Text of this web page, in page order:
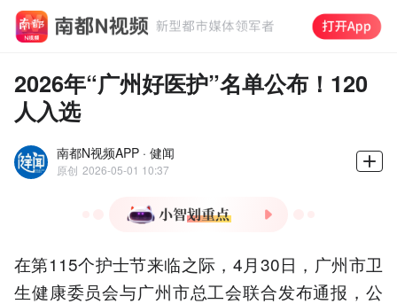
2026年“广州好医护”名单公布！120
人入选
南都N视频APP · 健闻
原创 2026-05-01 10:37
年“广州好医护”名单，方丽
璇等120名护士入选。
在第115个护士节来临之际，4月30日，广州市卫
生健康委员会与广州市总工会联合发布通报，公